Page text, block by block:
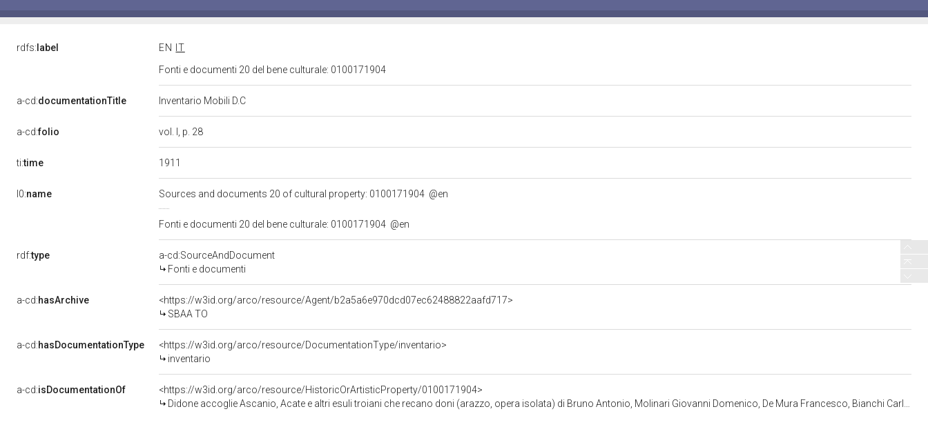
rdfs: label EN
IT
Fonti e documenti 20 del bene culturale: 0100171904
a-cd:documentationTitle Inventario Mobili D.C
a-cd:folio vol. I, p. 28
ti:time 1911
l0:name Sources and documents 20 of cultural property: 0100171904 @en
Fonti e documenti 20 del bene culturale: 0100171904 @en
rdf:type
a-cd:SourceAndDocument
Fonti e documenti
a-cd:hasArchive
<https://w3id.org/arco/resource/Agent/b2a5a6e970dcd07ec62488822aafd717>
SBAA TO
a-cd:hasDocumentationType
<https://w3id.org/arco/resource/DocumentationType/inventario>
inventario
a-cd:isDocumentationOf
<https://w3id.org/arco/resource/HistoricOrArtisticProperty/0100171904>
Didone accoglie Ascanio, Acate e altri esuli troiani che recano doni (arazzo, opera isolata) di Bruno Antonio, Molinari Giovanni Domenico, De Mura Francesco, Bianchi Carlo Felice, Rossi Mariano - manifattura torinese (ultimo quarto sec. XVIII)